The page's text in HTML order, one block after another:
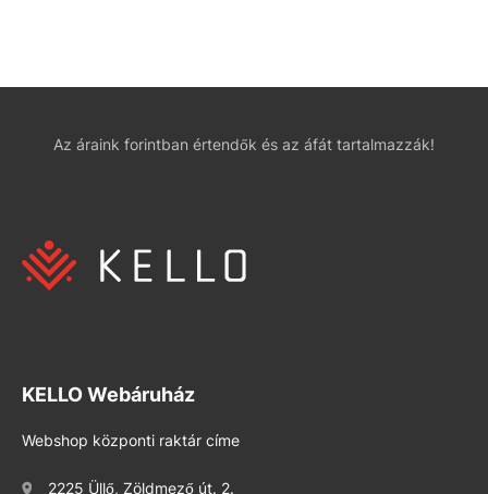
Az áraink forintban értendők és az áfát tartalmazzák!
KELLO Webáruház
Webshop központi raktár címe
2225 Üllő, Zöldmező út. 2.